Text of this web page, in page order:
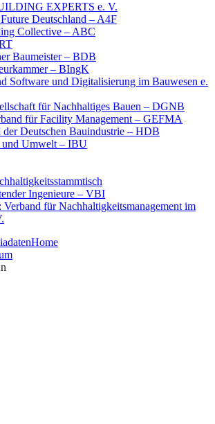
EXPERTS e. V.
Deutschland – A4F
Collective – ABC
Baumeister – BDB
– BIngK
Software und Digitalisierung im Bauwesen e.
für Nachhaltiges Bauen – DGNB
für Facility Management – GEFMA
der Deutschen Bauindustrie – HDB
und Umwelt – IBU
Ingenieure – VBI
für Nachhaltigkeitsmanagement im
Home